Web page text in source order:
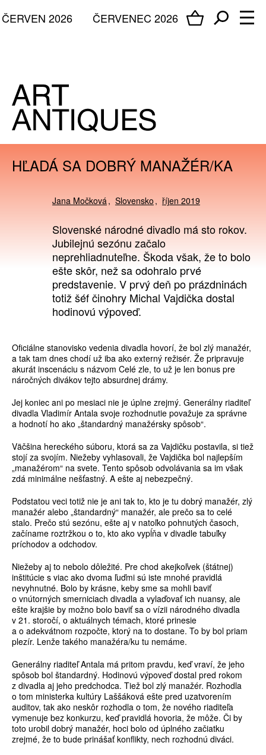
ČERVENEC 2026
ČERVEN 2026
HĽADÁ SA DOBRÝ MANAŽÉR/KA
Jana Močková Slovensko říjen 2019
Slovenské národné divadlo má sto rokov.
Jubilejnú sezónu začalo
neprehliadnuteľne. Škoda však, že to bolo
ešte skôr, než sa odohralo prvé
predstavenie. V prvý deň po prázdninách
totiž šéf činohry Michal Vajdička dostal
hodinovú výpoveď.
Oficiálne stanovisko vedenia divadla hovorí, že bol zlý manažér,
a tak tam dnes chodí už iba ako externý režisér. Že pripravuje
akurát inscenáciu s názvom Celé zle, to už je len bonus pre
náročných divákov tejto absurdnej drámy.
Jej koniec ani po mesiaci nie je úplne zrejmý. Generálny riaditeľ
divadla Vladimír Antala svoje rozhodnutie považuje za správne
a hodnotí ho ako „štandardný manažérsky spôsob“.
Väčšina hereckého súboru, ktorá sa za Vajdičku postavila, si tiež
stojí za svojím. Niežeby vyhlasovali, že Vajdička bol najlepším
„manažérom“ na svete. Tento spôsob odvolávania sa im však
zdá minimálne nešťastný. A ešte aj nebezpečný.
Podstatou veci totiž nie je ani tak to, kto je tu dobrý manažér, zlý
manažér alebo „štandardný“ manažér, ale prečo sa to celé
stalo. Prečo stú sezónu, ešte aj v natoľko pohnutých časoch,
začíname roztržkou o to, kto ako vypĺňa v divadle tabuľky
príchodov a odchodov.
Niežeby aj to nebolo dôležité. Pre chod akejkoľvek (štátnej)
inštitúcie s viac ako dvoma ľuďmi sú iste mnohé pravidlá
nevyhnutné. Bolo by krásne, keby sme sa mohli baviť
o vnútorných smerniciach divadla a vylaďovať ich nuansy, ale
ešte krajšie by možno bolo baviť sa o vízii národného divadla
v 21. storočí, o aktuálnych témach, ktoré prinesie
a o adekvátnom rozpočte, ktorý na to dostane. To by bol priam
plezír. Lenže takého manažéra/ku tu nemáme.
Generálny riaditeľ Antala má pritom pravdu, keď vraví, že jeho
spôsob bol štandardný. Hodinovú výpoveď dostal pred rokom
z divadla aj jeho predchodca. Tiež bol zlý manažér. Rozhodla
o tom ministerka kultúry Laššáková ešte pred uzatvorením
auditov, tak ako neskôr rozhodla o tom, že nového riaditeľa
vymenuje bez konkurzu, keď pravidlá hovoria, že môže. Či by
toto urobil dobrý manažér, hoci bolo od úplného začiatku
zrejmé, že to bude prinášať konflikty, nech rozhodnú diváci.